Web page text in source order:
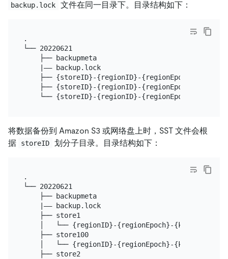
backup.lock 文件在同一目录下。目录结构如下：
.
└── 20220621
    ├── backupmeta
    |—— backup.lock
├── {storeID}-{regionID}-{regionEpoch}-
├── {storeID}-{regionID}-{regionEpoch}-
将数据备份到 Amazon S3 或网络盘上时，SST 文件会根
据
storeID 划分子目录。目录结构如下：
.
└── 20220621
    ├── backupmeta
    |—— backup.lock
    ├── store1
│   └── {regionID}-{regionEpoch}-{keyHash}-
    ├── store100
│   └── {regionID}-{regionEpoch}-{keyHash}-
    ├── store2